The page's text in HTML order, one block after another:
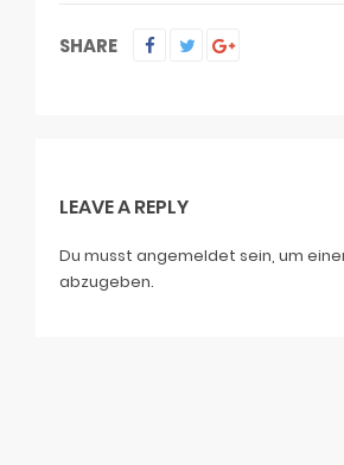
SHARE
LEAVE A REPLY
Du musst angemeldet sein, um
abzugeben.